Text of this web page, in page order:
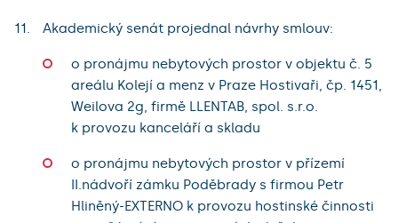
Akademický senát projednal návrhy smlouv:
o pronájmu nebytových prostor v objektu č. 5
areálu Kolejí a menz v Praze Hostivaři, čp. 1451,
Weilova 2g, firmě LLENTAB, spol. s.r.o.
k provozu kanceláří a skladu
o pronájmu nebytových prostor v přízemí
II.nádvoří zámku Poděbrady s firmou Petr
Hliněný-EXTERNO k provozu hostinské činnosti